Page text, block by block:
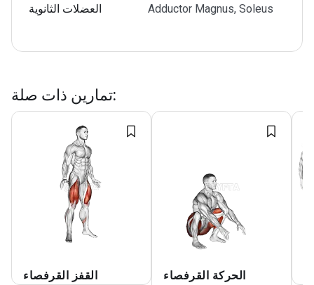
العضلات الثانوية Adductor Magnus, Soleus
تمارين ذات صلة:
القفز القرفصاء
الحركة القرفصاء